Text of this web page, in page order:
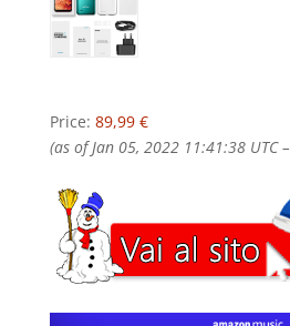
Price: 89,99 €
(as of Jan 05, 2022 11:41:38 UTC –